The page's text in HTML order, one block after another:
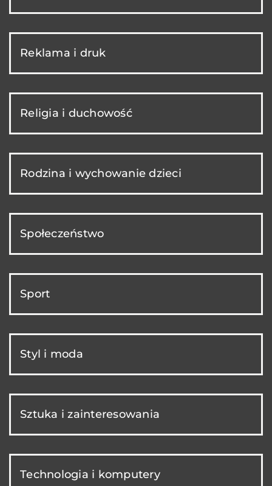
Reklama i druk
Religia i duchowość
Rodzina i wychowanie dzieci
Społeczeństwo
Sport
Styl i moda
Sztuka i zainteresowania
Technologia i komputery